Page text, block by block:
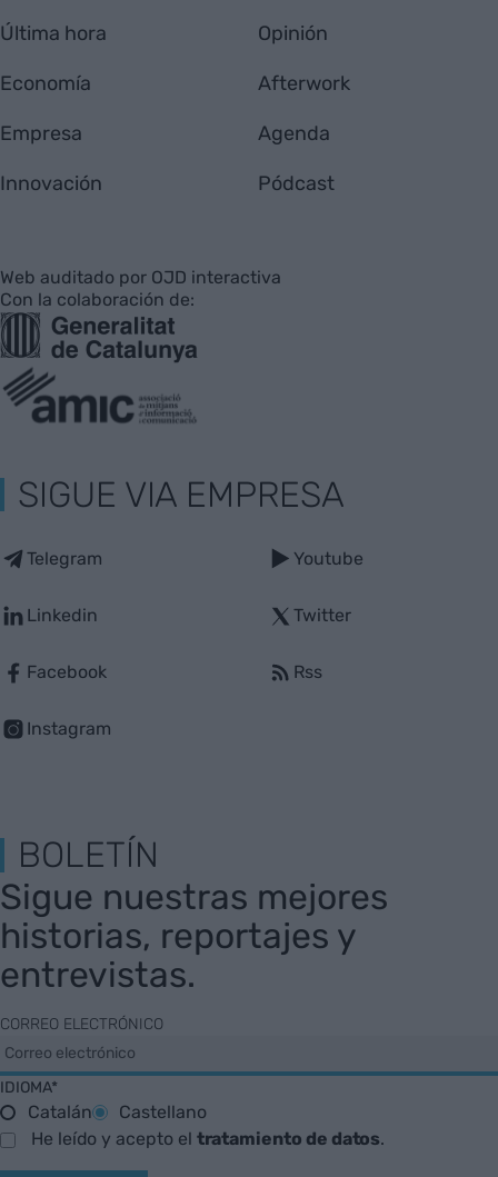
Última hora
Economía
Empresa
Innovación
Opinión
Afterwork
Agenda
Pódcast
Web auditado por OJD interactiva
Con la colaboración de:
SIGUE VIA EMPRESA
Telegram
Linkedin
Facebook
Instagram
Youtube
Twitter
Rss
BOLETÍN
Sigue nuestras mejores
historias, reportajes y
entrevistas.
CORREO ELECTRÓNICO
IDIOMA*
Catalán
Castellano
He leído y acepto el tratamiento de datos.